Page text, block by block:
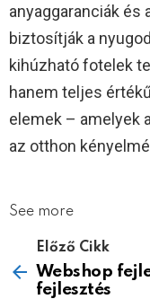
anyaggaranciák és
biztosítják a
kihúzható fotelek
hanem teljes
elemek – amelyek
az otthon
See more
Előző Cikk
Webshop
fejlesztés